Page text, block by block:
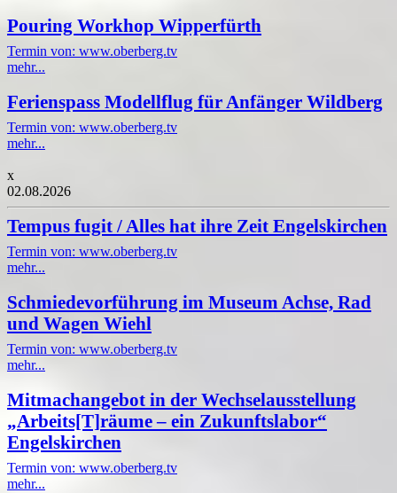
Pouring Workhop Wipperfürth
Termin von: www.oberberg.tv
mehr...
Ferienspass Modellflug für Anfänger Wildberg
Termin von: www.oberberg.tv
mehr...
x
02.08.2026
Tempus fugit / Alles hat ihre Zeit Engelskirchen
Termin von: www.oberberg.tv
mehr...
Schmiedevorführung im Museum Achse, Rad
und Wagen Wiehl
Termin von: www.oberberg.tv
mehr...
Mitmachangebot in der Wechselausstellung
„Arbeits[T]räume – ein Zukunftslabor“
Engelskirchen
Termin von: www.oberberg.tv
mehr...